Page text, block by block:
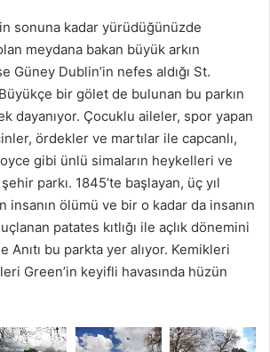
sonuna kadar yürüdüğünüzde
meydana bakan büyük arkın
Güney Dublin’in nefes aldığı St.
bir gölet de bulunan bu parkın
dayanıyor. Çocuklu aileler, spor yapan
ördekler ve martılar ile capcanlı,
gibi ünlü simaların heykelleri ve
parkı. 1845’te başlayan, üç yıl
insanın ölümü ve bir o kadar da insanın
patates kıtlığı ile açlık dönemini
Anıtı bu parkta yer alıyor. Kemikleri
Green’in keyifli havasında hüzün